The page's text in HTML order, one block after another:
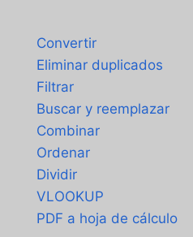
Convertir
Eliminar duplicados
Filtrar
Buscar y reemplazar
Combinar
Ordenar
Dividir
VLOOKUP
PDF a hoja de cálculo